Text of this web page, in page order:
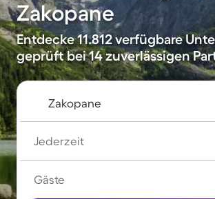
Zakopane
Entdecke 11.812 verfügbare
geprüft bei 14 zuverlässigen
Jederzeit
Gäste